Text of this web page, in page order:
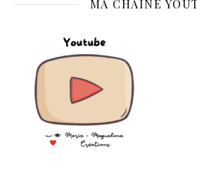
MA CHAINE